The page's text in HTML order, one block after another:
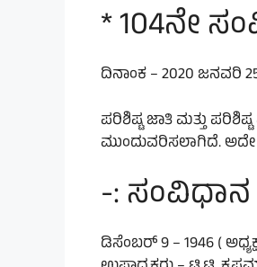
* 104ನೇ
ದಿನಾಂಕ – 2020 ಜನವರಿ
ಪರಿಶಿಷ್ಟ ಜಾತಿ ಮತ್ತು
ಮುಂದುವರಿಸಲಾಗಿದೆ. ಅದೇ
-:
ಡಿಸೆಂಬರ್ 9 – 1946 (